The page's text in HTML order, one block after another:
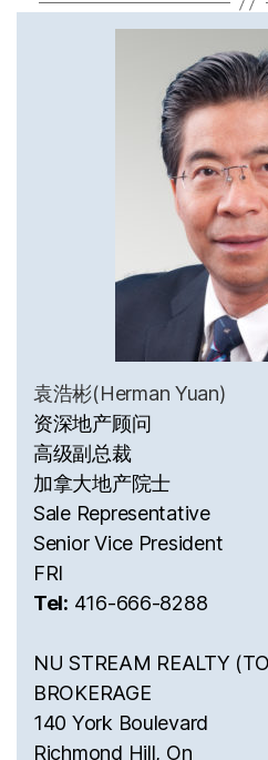
袁浩彬(Herman Yuan)
资深地产顾问
高级副总裁
加拿大地产院士
Sale Representative
Senior Vice President
FRI
Tel: 416-666-8288
NU STREAM REALTY
BROKERAGE
140 York Boulevard
Richmond Hill, On